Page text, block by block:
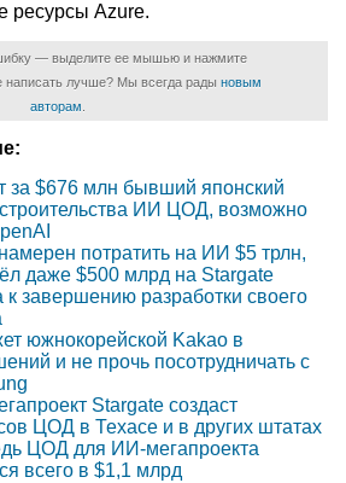
ресурсы Azure.
— выделите ее мышью и нажмите
написать лучше? Мы всегда рады новым
авторам
за $676 млн бывший японский
ИИ ЦОД, возможно
потратить на ИИ $5 трлн,
даже $500 млрд на Stargate
к завершению разработки своего
южнокорейской Kakao в
и не прочь посотрудничать с
Stargate создаст
ЦОД в Техасе и в других штатах
ЦОД для ИИ-мегапроекта
всего в $1,1 млрд